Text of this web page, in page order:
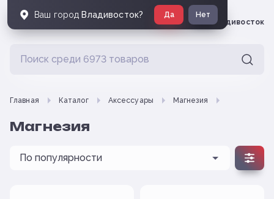
Владивосток
Главная Каталог Аксессуары Магнезия
Магнезия
Ваш город Владивосток? Да Нет